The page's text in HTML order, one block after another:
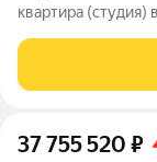
квартира
построенного в
продается без
37 755 520 ₽